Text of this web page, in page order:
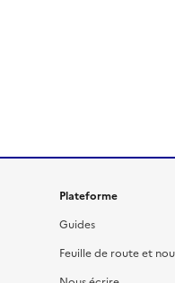
Plateforme
Guides
Feuille de route et